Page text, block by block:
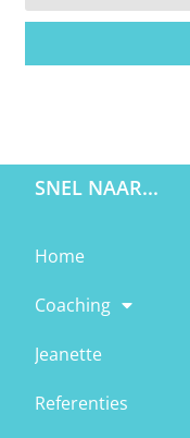
SNEL NAAR...
Home
Coaching
Jeanette
Referenties